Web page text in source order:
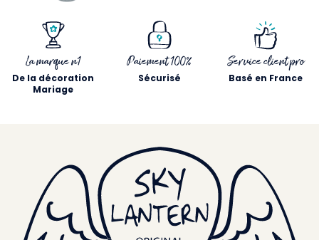
La marque n1
De la décoration
Mariage
Paiement 100%
Sécurisé
Service client pro
Basé en France